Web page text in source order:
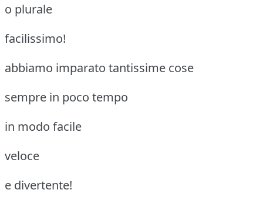
o plurale
facilissimo!
abbiamo imparato tantissime cose
sempre in poco tempo
in modo facile
veloce
e divertente!